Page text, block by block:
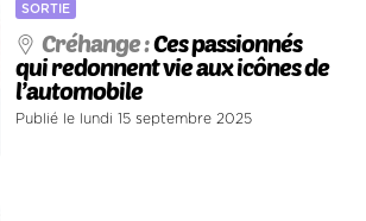
SORTIE
Créhange :Ces passionnés
qui redonnent vie aux icônes de
l’automobile
Publié le lundi 15 septembre 2025